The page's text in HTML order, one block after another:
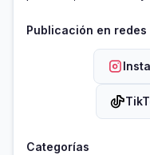
Publicación en
Categorías